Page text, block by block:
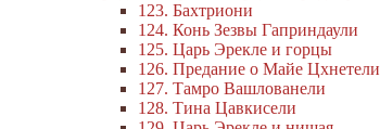
123. Бахтриони
124. Конь Зезвы Гаприндаули
125. Царь Эрекле и горцы
126. Предание о Майе Цхнетели
127. Тамро Вашлованели
128. Тина Цавкисели